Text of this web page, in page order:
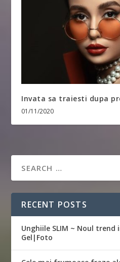
Invata sa traiesti dupa
01/11/2020
RECENT POSTS
Unghiile SLIM ~ Noul trend
Gel|Foto